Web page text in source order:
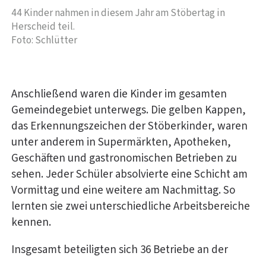
44 Kinder nahmen in diesem Jahr am Stöbertag in
Herscheid teil.
Foto: Schlütter
Anschließend waren die Kinder im gesamten
Gemeindegebiet unterwegs. Die gelben Kappen,
das Erkennungszeichen der Stöberkinder, waren
unter anderem in Supermärkten, Apotheken,
Geschäften und gastronomischen Betrieben zu
sehen. Jeder Schüler absolvierte eine Schicht am
Vormittag und eine weitere am Nachmittag. So
lernten sie zwei unterschiedliche Arbeitsbereiche
kennen.
Insgesamt beteiligten sich 36 Betriebe an der